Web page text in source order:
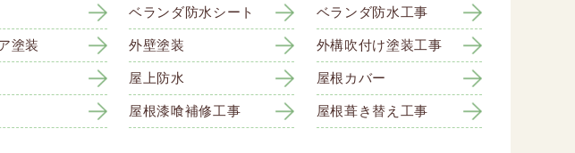
ベランダ防水シート
ベランダ防水工事
塗装 外壁塗装
外構吹付け塗装工事
屋上防水
屋根カバー
屋根漆喰補修工事
屋根葺き替え工事